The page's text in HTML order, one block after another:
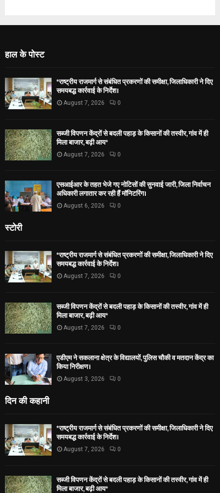
हाल के पोस्ट
*राष्ट्रीय राजमार्ग से संबंधित प्रकरणों की समीक्षा, जिलाधिकारी ने दिए
समयबद्ध कार्रवाई के निर्देश।
August 7, 2026 0
सब्जी विपणन केंद्रों से बदली पहाड़ के किसानों की तस्वीर, गांव में ही
मिला बाजार, बढ़ी आय*
August 7, 2026 0
एसआईआर के तहत भेजे गए नोटिसों की सुनवाई जारी, जिला निर्वाचन
अधिकारी लगातार कर रही हैं मॉनिटरिंग।
August 6, 2026 0
स्टोरी
*राष्ट्रीय राजमार्ग से संबंधित प्रकरणों की समीक्षा, जिलाधिकारी ने दिए
समयबद्ध कार्रवाई के निर्देश।
August 7, 2026 0
सब्जी विपणन केंद्रों से बदली पहाड़ के किसानों की तस्वीर, गांव में ही
मिला बाजार, बढ़ी आय*
August 7, 2026 0
एडीएम ने सकलाना क्षेत्र के विद्यालयों, पुलिस चौकी व मतदान केंद्र का
किया निरीक्षण।
August 3, 2026 0
दिन की कहानी
*राष्ट्रीय राजमार्ग से संबंधित प्रकरणों की समीक्षा, जिलाधिकारी ने दिए
समयबद्ध कार्रवाई के निर्देश।
August 7, 2026 0
सब्जी विपणन केंद्रों से बदली पहाड़ के किसानों की तस्वीर, गांव में ही
मिला बाजार, बढ़ी आय*